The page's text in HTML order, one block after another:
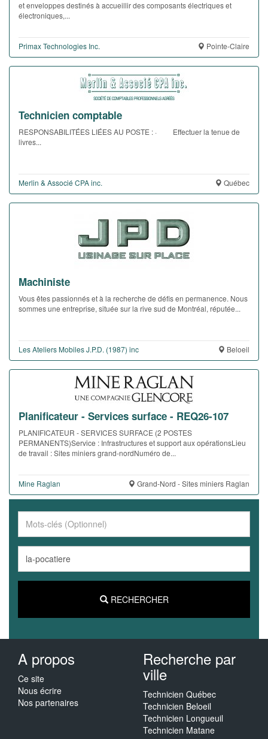
et enveloppes destinés à accueillir des composants électriques et
électroniques,...
Primax Technologies Inc. Pointe-Claire
Technicien comptable
RESPONSABILITÉES LIÉES AU POSTE : · Effectuer la tenue de
livres...
Merlin & Associé CPA inc. Québec
Machiniste
Vous êtes passionnés et à la recherche de défis en permanence. Nous
sommes une entreprise, située sur la rive sud de Montréal, réputée...
Les Ateliers Mobiles J.P.D. (1987) inc Beloeil
Planificateur - Services surface - REQ26-107
PLANIFICATEUR - SERVICES SURFACE (2 POSTES
PERMANENTS)Service : Infrastructures et support aux opérationsLieu
de travail : Sites miniers grand-nordNuméro de...
Mine Raglan Grand-Nord - Sites miniers Raglan
RECHERCHER
A propos
Ce site
Nous écrire
Nos partenaires
Recherche par
ville
Technicien Québec
Technicien Beloeil
Technicien Longueuil
Technicien Matane